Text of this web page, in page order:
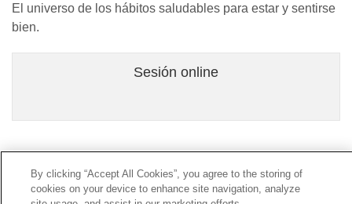
El universo de los hábitos saludables para estar y sentirse
bien.
Sesión online
Línea Universal 900 203 203 |Zona Privada Comisión de
Prestaciones Especiales|Zona Privada Proveedor
By clicking “Accept All Cookies”, you agree to the storing of
cookies on your device to enhance site navigation, analyze